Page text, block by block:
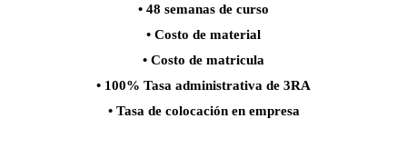
• 48 semanas de curso
• Costo de material
• Costo de matricula
• 100% Tasa administrativa de 3RA
• Tasa de colocación en empresa